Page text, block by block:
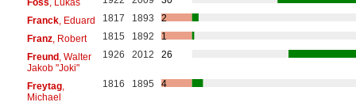
Franck, Eduard 1817 1893
2
Franz, Robert 1815 1892
1
Freund, Walter
Jakob "Joki"
1926 2012 26
Freytag,
Michael
1816 1895 4